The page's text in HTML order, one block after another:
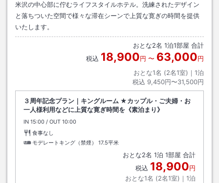
米沢の中心部に佇むライフスタイルホテル。洗練されたデザイン
と落ちついた空間で様々な滞在シーンで上質な寛ぎの時間を提供
いたします。
おとな2名 1泊1部屋 合計
税込 18,900円 〜 63,000円
おとな1名 (2名1室)｜ 1泊
税込 9,450円〜31,500円
３周年記念プラン｜キングルーム ★カップル・ご夫婦・お
一人様利用などに上質な寛ぎ時間を《素泊まり》
IN チェックイン
15:00 / OUT チェックアウト
10:00
食事なし
モデレートキング（禁煙）
17.5平米
おとな2名 1泊 1部屋 合計
税込 18,900円
おとな1名 (2名1室)｜ 1泊